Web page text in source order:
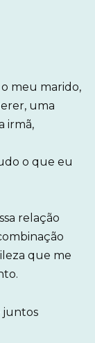
meu marido,
uma
irmã,
o que eu
relação
que me
juntos